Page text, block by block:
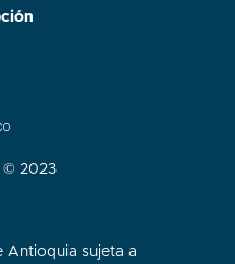
© 2023
Antioquia sujeta a